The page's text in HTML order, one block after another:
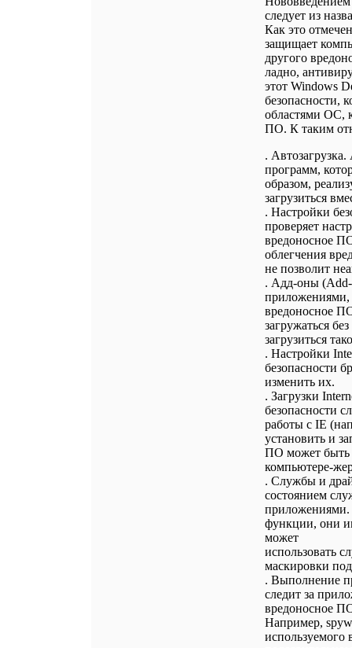
следует из
Как это
защищает
другого
ладно,
этот Windows
безопасности,
областями ОС,
ПО. К таким
.
программ,
образом,
загрузиться
. Настройки
проверяет
вредоносное
облегчения
не позволит
. Адд-оны (Add-
приложениями,
вредоносное
загружаться
загрузиться
. Настройки
безопасности
изменить их.
. Загрузки
безопасности
работы с IE
установить и
ПО может быть
компьютере-
. Службы и
состоянием
функции, они
может
использовать
маскировки
. Выполнение
следит за
вредоносное
Например,
используемого